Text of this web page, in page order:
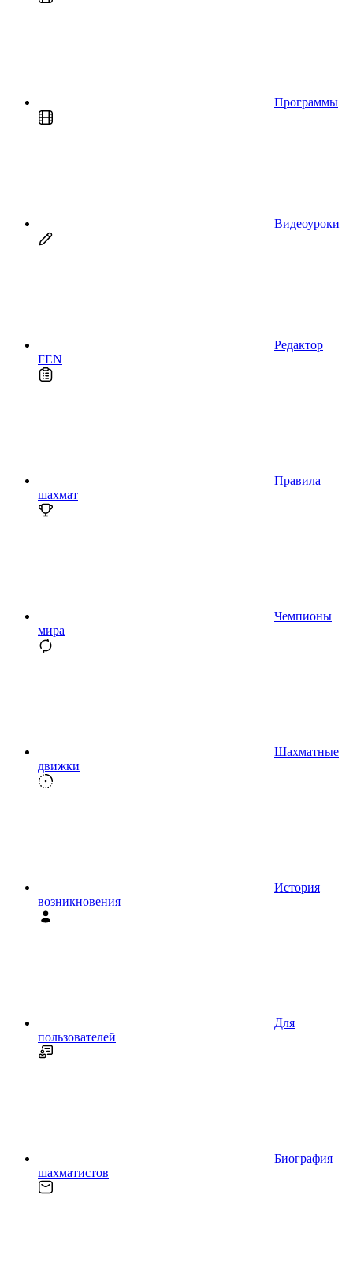
Программы
Видеоуроки
Редактор
FEN
Правила
шахмат
Чемпионы
мира
Шахматные
движки
История
возникновения
Для
пользователей
Биография
шахматистов